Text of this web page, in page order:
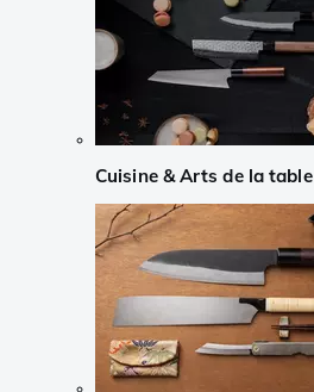
Cuisine & Arts de la table